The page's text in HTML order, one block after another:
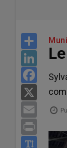
Share
LinkedIn
Email